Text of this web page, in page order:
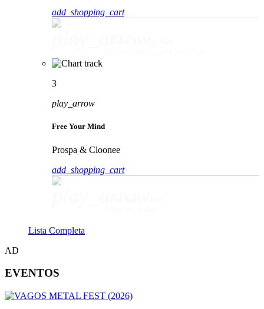
add_shopping_cart
3
play_arrow
Free Your Mind
Prospa & Cloonee
add_shopping_cart
Lista Completa
AD
EVENTOS